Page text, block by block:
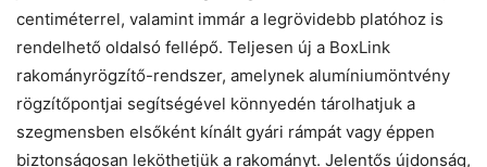
centiméterrel, valamint immár a legrövidebb platóhoz is
rendelhető oldalsó fellépő. Teljesen új a BoxLink
rakományrögzítő-rendszer, amelynek alumíniumöntvény
rögzítőpontjai segítségével könnyedén tárolhatjuk a
szegmensben elsőként kínált gyári rámpát vagy éppen
biztonságosan leköthetjük a rakományt. Jelentős újdonság,